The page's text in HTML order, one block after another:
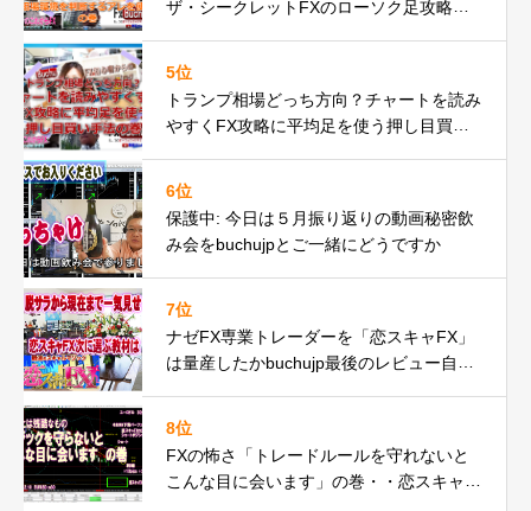
ザ・シークレットFXのローソク足攻略の
5位
トランプ相場どっち方向？チャートを読み
やすくFX攻略に平均足を使う押し目買い
6位
保護中: 今日は５月振り返りの動画秘密飲
み会をbuchujpとご一緒にどうですか
7位
ナゼFX専業トレーダーを「恋スキャFX」
は量産したかbuchujp最後のレビュー自分
8位
FXの怖さ「トレードルールを守れないと
こんな目に会います」の巻・・恋スキャF